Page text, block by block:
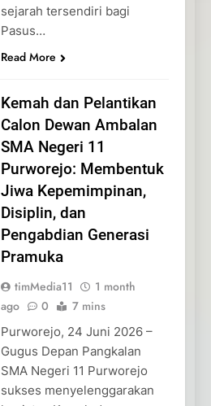
sejarah tersendiri bagi
Pasus…
Read More
Kemah dan Pelantikan
Calon Dewan Ambalan
SMA Negeri 11
Purworejo: Membentuk
Jiwa Kepemimpinan,
Disiplin, dan
Pengabdian Generasi
Pramuka
timMedia11
1 month
ago
0 7 mins
Purworejo, 24 Juni 2026 –
Gugus Depan Pangkalan
SMA Negeri 11 Purworejo
sukses menyelenggarakan